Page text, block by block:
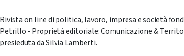
Rivista on line di politica, lavoro, impresa e società
Petrillo - Proprietà editoriale: Comunicazione &
presieduta da Silvia Lamberti.